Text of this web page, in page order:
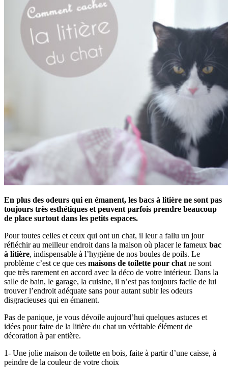
En plus des odeurs qui en émanent, les bacs à litière ne sont pas
toujours très esthétiques et peuvent parfois prendre beaucoup
de place surtout dans les petits espaces.
Pour toutes celles et ceux qui ont un chat, il leur a fallu un jour
réfléchir au meilleur endroit dans la maison où placer le fameux bac
à litière, indispensable à l’hygiène de nos boules de poils. Le
problème c’est ce que ces maisons de toilette pour chat ne sont
que très rarement en accord avec la déco de votre intérieur. Dans la
salle de bain, le garage, la cuisine, il n’est pas toujours facile de lui
trouver l’endroit adéquate sans pour autant subir les odeurs
disgracieuses qui en émanent.
Pas de panique, je vous dévoile aujourd’hui quelques astuces et
idées pour faire de la litière du chat un véritable élément de
décoration à par entière.
1- Une jolie maison de toilette en bois, faite à partir d’une caisse, à
peindre de la couleur de votre choix